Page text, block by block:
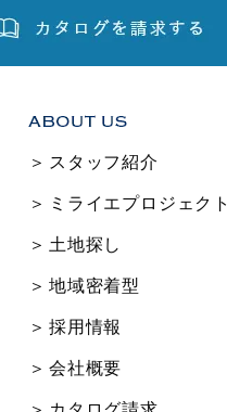
スタッフ紹介
ミライエプロジェクト
土地探し
地域密着型
採用情報
会社概要